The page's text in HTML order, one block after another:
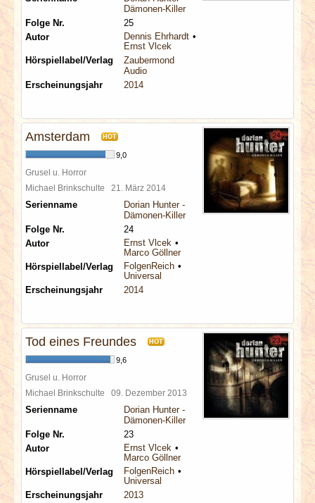
Dämonen-Killer
Folge Nr.
25
Autor
Dennis Ehrhardt
Ernst Vlcek
Hörspiellabel/Verlag
Zaubermond
Audio
Erscheinungsjahr
2014
Amsterdam HOT
9,0
Grusel u. Horror
Michael Brinkschulte 21. März 2014
Serienname
Dorian Hunter -
Dämonen-Killer
Folge Nr.
24
Autor
Ernst Vlcek
Marco Göllner
Hörspiellabel/Verlag
FolgenReich
Universal
Erscheinungsjahr
2014
Tod eines Freundes HOT
9,6
Grusel u. Horror
Michael Brinkschulte 09. Dezember 2013
Serienname
Dorian Hunter -
Dämonen-Killer
Folge Nr.
23
Autor
Ernst Vlcek
Marco Göllner
Hörspiellabel/Verlag
FolgenReich
Universal
Erscheinungsjahr
2013